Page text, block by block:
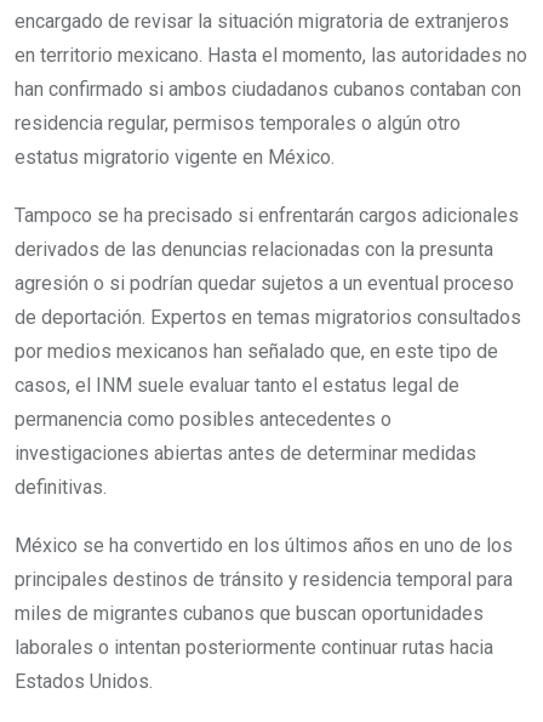
encargado de revisar la situación migratoria de extranjeros
en territorio mexicano. Hasta el momento, las autoridades no
han confirmado si ambos ciudadanos cubanos contaban con
residencia regular, permisos temporales o algún otro
estatus migratorio vigente en México.
Tampoco se ha precisado si enfrentarán cargos adicionales
derivados de las denuncias relacionadas con la presunta
agresión o si podrían quedar sujetos a un eventual proceso
de deportación. Expertos en temas migratorios consultados
por medios mexicanos han señalado que, en este tipo de
casos, el INM suele evaluar tanto el estatus legal de
permanencia como posibles antecedentes o
investigaciones abiertas antes de determinar medidas
definitivas.
México se ha convertido en los últimos años en uno de los
principales destinos de tránsito y residencia temporal para
miles de migrantes cubanos que buscan oportunidades
laborales o intentan posteriormente continuar rutas hacia
Estados Unidos.